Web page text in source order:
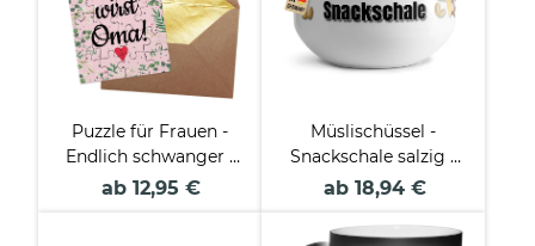
Puzzle für Frauen -
Endlich schwanger -
Du wirst - 24 Teile
ab 12,95 €
Müslischüssel -
Snackschale salzig -
mit Name - 500 ml
ab 18,94 €